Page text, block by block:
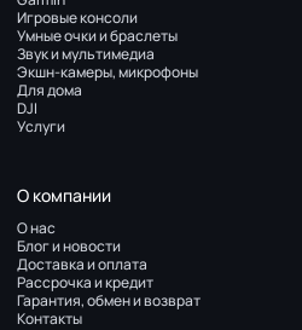
Игровые консоли
Умные очки и браслеты
Звук и мультимедиа
Экшн-камеры, микрофоны
Для дома
DJI
Услуги
О компании
О нас
Блог и новости
Доставка и оплата
Рассрочка и кредит
Гарантия, обмен и возврат
Контакты